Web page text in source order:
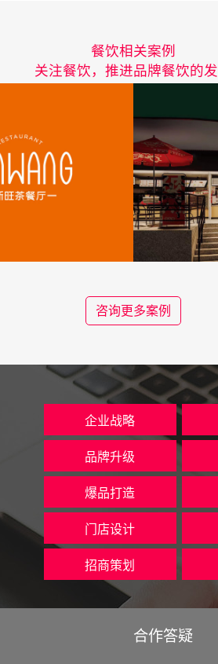
餐饮相关案例
关注餐饮，推进品牌餐饮的
咨询更多案例
企业战略
品牌升级
爆品打造
门店设计
招商策划
合作答疑